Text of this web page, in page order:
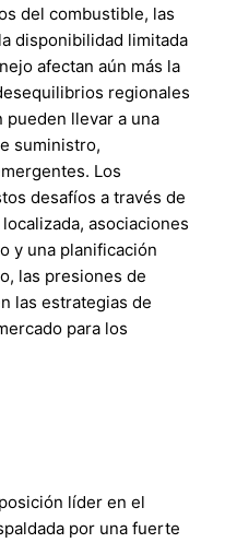
del combustible, las
disponibilidad limitada
afectan aún más la
regionales
pueden llevar a una
suministro,
Los
desafíos a través de
asociaciones
y una planificación
las presiones de
las estrategias de
para los
líder en el
por una fuerte